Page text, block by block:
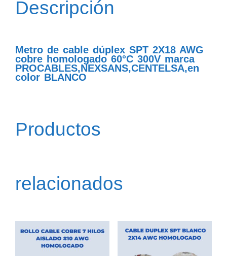
Descripción
Metro de cable dúplex SPT 2X18 AWG
cobre homologado 60°C 300V marca
PROCABLES,NEXSANS,CENTELSA,en
color BLANCO
Productos
relacionados